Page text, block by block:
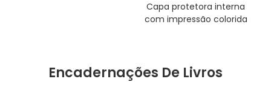
Capa protetora interna
com impressão colorida
Encadernações De Livros